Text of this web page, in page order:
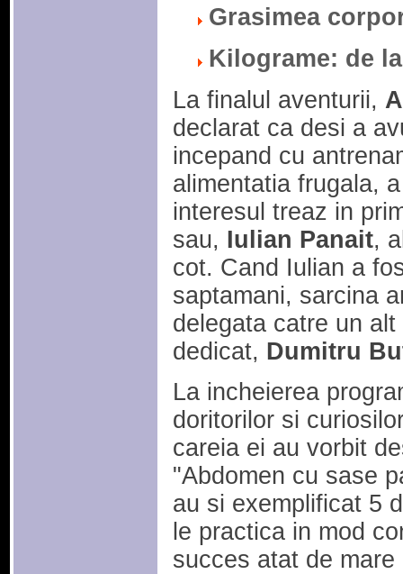
Grasimea
Kilograme: de
La finalul aventurii,
declarat ca desi a
incepand cu
alimentatia frugala,
interesul treaz in
sau, Iulian Panait,
cot. Cand Iulian a
saptamani, sarcina
delegata catre un
dedicat, Dumitru
La incheierea
doritorilor si
careia ei au vorbit
"Abdomen cu sase
au si exemplificat 5
le practica in mod
succes atat de